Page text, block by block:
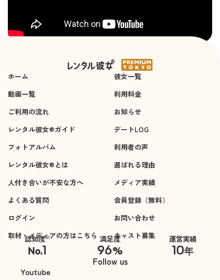
ホーム
彼女一覧
動画一覧
利用料金
ご利用の流れ
お知らせ
レンタル彼女®ガイド
デートLOG
フォトアルバム
利用者の声
レンタル彼女®とは
選ばれる理由
人付き合いが不安な方へ
メディア実績
よくある質問
会員登録（無料）
ログイン
お問い合わせ
取材・メディアの方はこちら
キャスト募集
認知度※
No.1
※自社調べ
満足度
96%
運営実績
10年
Follow us
Youtube